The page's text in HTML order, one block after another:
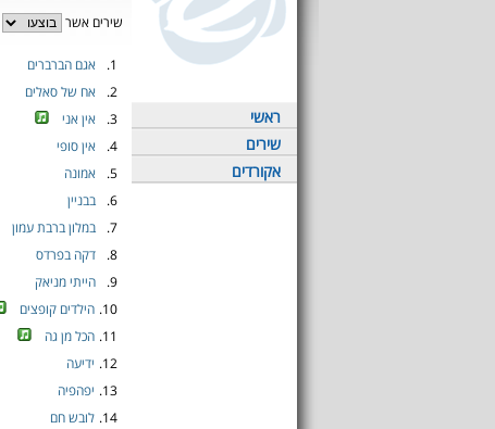
ראשי
שירים
אקורדים
שירים אשר
1.
אגם הברברים
2.
אח של סאלים
3.
אין אני
4.
אין סופי
5.
אמונה
6.
בבניין
7.
במלון ברבת עמון
8.
דקה בפרדס
9.
הייתי מניאק
10. הילדים קופצים
11. הכל מן גה
12. ידיעה
13. יפהפיה
14. לובש חם